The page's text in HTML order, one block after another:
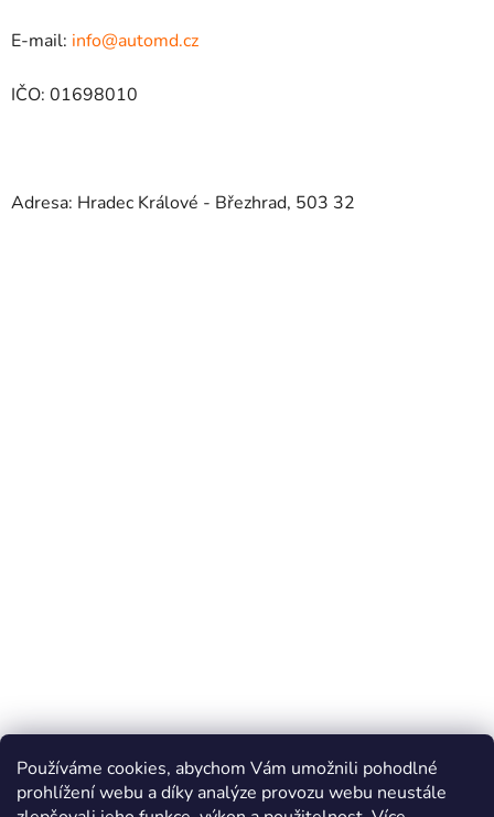
Používáme cookies, abychom Vám umožnili pohodlné
prohlížení webu a díky analýze provozu webu neustále
E-mail: info@automd.cz
IČO: 01698010
Adresa: Hradec Králové - Březhrad, 503 32